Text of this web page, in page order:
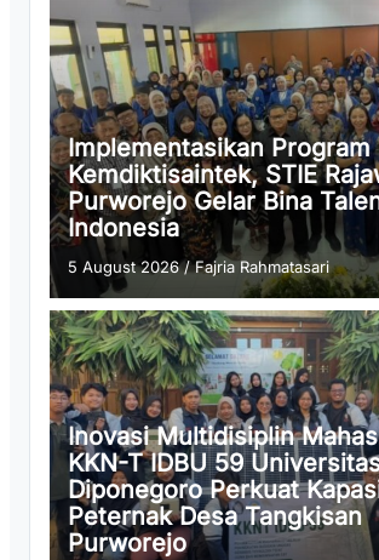
Implementasikan Program
Kemdiktisaintek, STIE
Purworejo Gelar Bina
Indonesia
5 August 2026/Fajria Rahmatasari
Inovasi Multidisiplin
KKN-T IDBU 59
Diponegoro Perkuat
Peternak Desa Tangkisan
Purworejo